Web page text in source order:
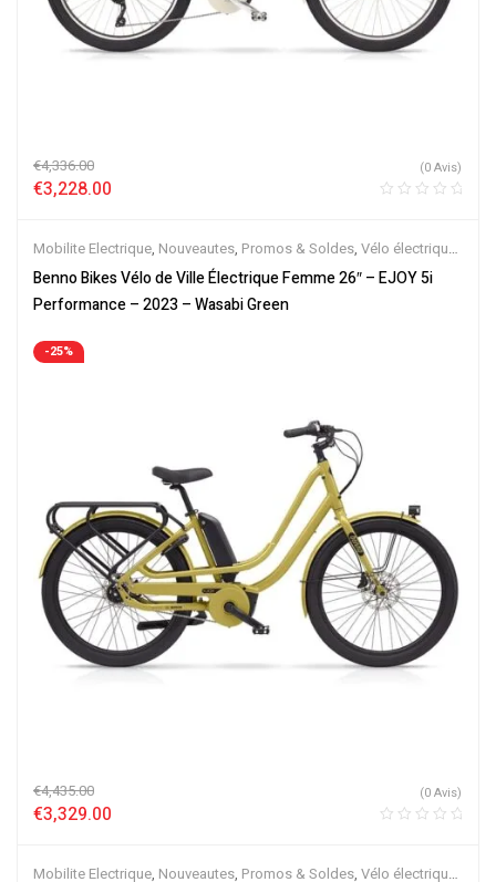
€4,336.00
€3,228.00
(0 Avis)
Mobilite Electrique, Nouveautes, Promos & Soldes, Vélo électrique
ville,Velos Electriques
Benno Bikes Vélo de Ville Électrique Femme 26″ – EJOY 5i
Performance – 2023 – Wasabi Green
-25%
€4,435.00
€3,329.00
(0 Avis)
Mobilite Electrique, Nouveautes, Promos & Soldes, Vélo électrique